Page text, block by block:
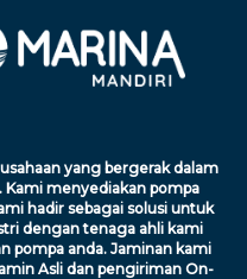
yang bergerak dalam
Kami menyediakan pompa
hadir sebagai solusi untuk
dengan tenaga ahli kami
pompa anda. Jaminan kami
Asli dan pengiriman On-